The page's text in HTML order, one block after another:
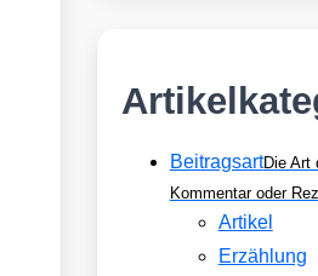
BeitragsartDie Art
Kommentar oder
Artikel
Erzählung